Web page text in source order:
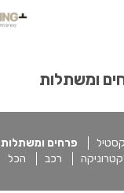
ומשתלות
פרחים ומשתלות
רכב הכל